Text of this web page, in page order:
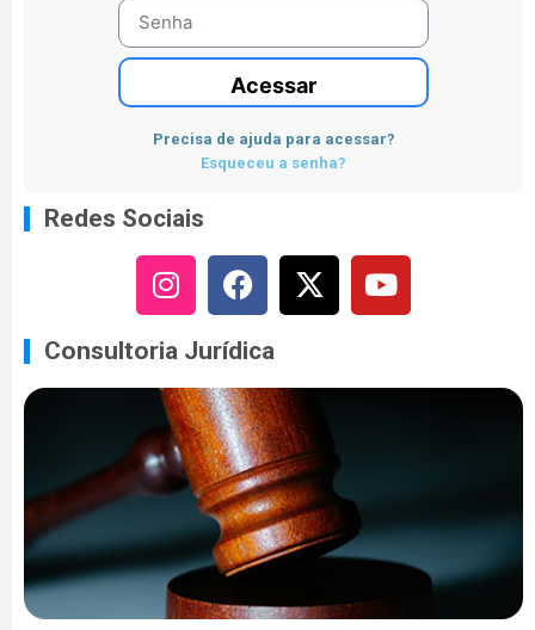
Acessar
Precisa de ajuda para acessar?
Esqueceu a senha?
Redes Sociais
Consultoria Jurídica